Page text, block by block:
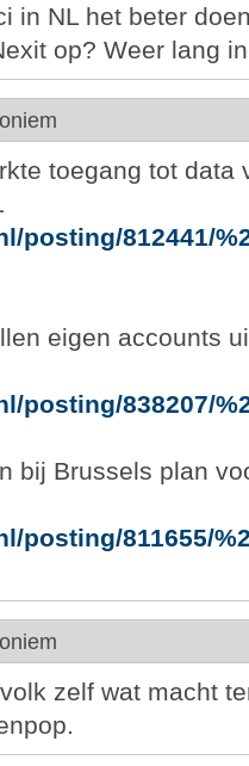
in NL het beter
op? Weer lang
toegang tot data
posting/812441/
eigen accounts
posting/838207/
bij Brussels plan
posting/811655/
zelf wat macht